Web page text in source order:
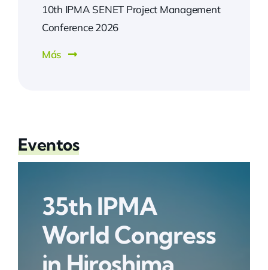
10th IPMA SENET Project Management
Conference 2026
Más
Eventos
35th IPMA
World Congress
in Hiroshima